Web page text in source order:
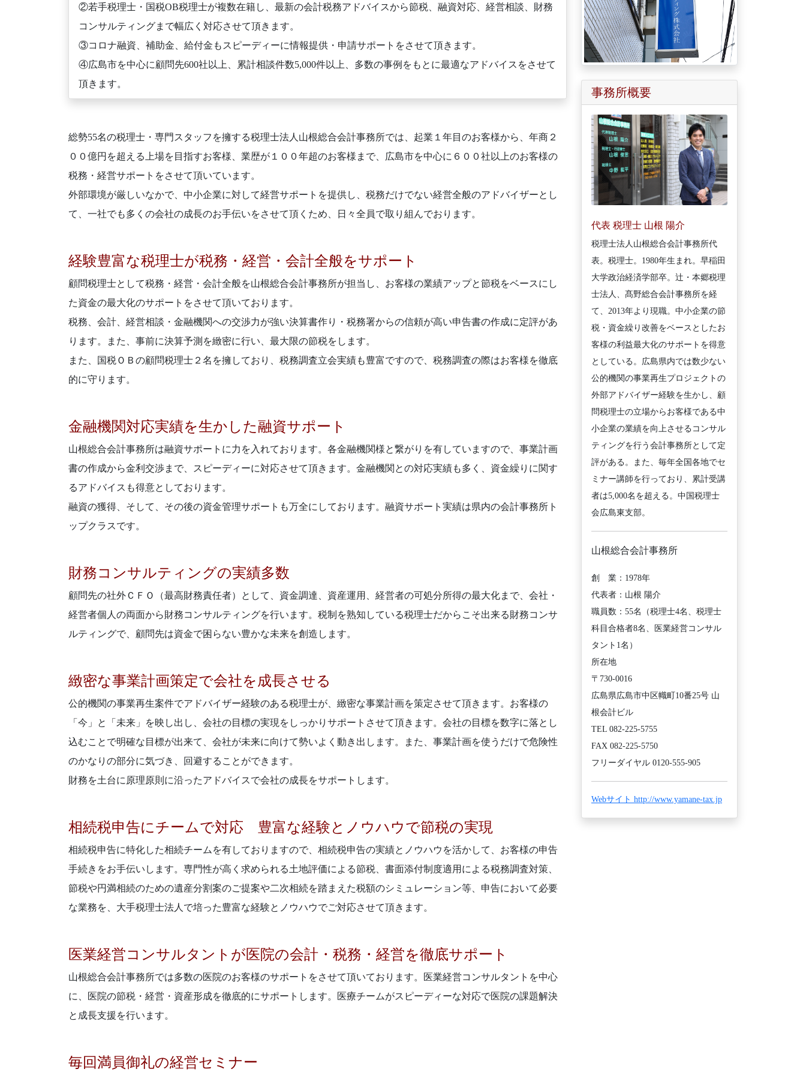
②若手税理士・国税OB税理士が複数在籍し、最新の会計税務アドバイスから節税、融資対応、経営相談、財務
コンサルティングまで幅広く対応させて頂きます。
③コロナ融資、補助金、給付金もスピーディーに情報提供・申請サポートをさせて頂きます。
④広島市を中心に顧問先600社以上、累計相談件数5,000件以上、多数の事例をもとに最適なアドバイスをさせて
頂きます。
総勢55名の税理士・専門スタッフを擁する税理士法人山根総合会計事務所では、起業１年目のお客様から、年商２
００億円を超える上場を目指すお客様、業歴が１００年超のお客様まで、広島市を中心に６００社以上のお客様の
税務・経営サポートをさせて頂いています。
外部環境が厳しいなかで、中小企業に対して経営サポートを提供し、税務だけでない経営全般のアドバイザーとし
て、一社でも多くの会社の成長のお手伝いをさせて頂くため、日々全員で取り組んでおります。
経験豊富な税理士が税務・経営・会計全般をサポート
顧問税理士として税務・経営・会計全般を山根総合会計事務所が担当し、お客様の業績アップと節税をベースにし
た資金の最大化のサポートをさせて頂いております。
税務、会計、経営相談・金融機関への交渉力が強い決算書作り・税務署からの信頼が高い申告書の作成に定評があ
ります。また、事前に決算予測を緻密に行い、最大限の節税をします。
また、国税ＯＢの顧問税理士２名を擁しており、税務調査立会実績も豊富ですので、税務調査の際はお客様を徹底
的に守ります。
金融機関対応実績を生かした融資サポート
山根総合会計事務所は融資サポートに力を入れております。各金融機関様と繋がりを有していますので、事業計画
書の作成から金利交渉まで、スピーディーに対応させて頂きます。金融機関との対応実績も多く、資金繰りに関す
るアドバイスも得意としております。
融資の獲得、そして、その後の資金管理サポートも万全にしております。融資サポート実績は県内の会計事務所ト
ップクラスです。
財務コンサルティングの実績多数
顧問先の社外ＣＦＯ（最高財務責任者）として、資金調達、資産運用、経営者の可処分所得の最大化まで、会社・
経営者個人の両面から財務コンサルティングを行います。税制を熟知している税理士だからこそ出来る財務コンサ
ルティングで、顧問先は資金で困らない豊かな未来を創造します。
緻密な事業計画策定で会社を成長させる
公的機関の事業再生案件でアドバイザー経験のある税理士が、緻密な事業計画を策定させて頂きます。お客様の
「今」と「未来」を映し出し、会社の目標の実現をしっかりサポートさせて頂きます。会社の目標を数字に落とし
込むことで明確な目標が出来て、会社が未来に向けて勢いよく動き出します。また、事業計画を使うだけで危険性
のかなりの部分に気づき、回避することができます。
財務を土台に原理原則に沿ったアドバイスで会社の成長をサポートします。
相続税申告にチームで対応 豊富な経験とノウハウで節税の実現
相続税申告に特化した相続チームを有しておりますので、相続税申告の実績とノウハウを活かして、お客様の申告
手続きをお手伝いします。専門性が高く求められる土地評価による節税、書面添付制度適用による税務調査対策、
節税や円満相続のための遺産分割案のご提案や二次相続を踏まえた税額のシミュレーション等、申告において必要
な業務を、大手税理士法人で培った豊富な経験とノウハウでご対応させて頂きます。
医業経営コンサルタントが医院の会計・税務・経営を徹底サポート
山根総合会計事務所では多数の医院のお客様のサポートをさせて頂いております。医業経営コンサルタントを中心
に、医院の節税・経営・資産形成を徹底的にサポートします。医療チームがスピーディーな対応で医院の課題解決
と成長支援を行います。
毎回満員御礼の経営セミナー
事務所概要
代表 税理士 山根 陽介
税理士法人山根総合会計事務所代
表。税理士。1980年生まれ。早稲田
大学政治経済学部卒。辻・本郷税理
士法人、髙野総合会計事務所を経
て、2013年より現職。中小企業の節
税・資金繰り改善をベースとしたお
客様の利益最大化のサポートを得意
としている。広島県内では数少ない
公的機関の事業再生プロジェクトの
外部アドバイザー経験を生かし、顧
問税理士の立場からお客様である中
小企業の業績を向上させるコンサル
ティングを行う会計事務所として定
評がある。また、毎年全国各地でセ
ミナー講師を行っており、累計受講
者は5,000名を超える。中国税理士
会広島東支部。
山根総合会計事務所
創 業：1978年
代表者：山根 陽介
職員数：55名（税理士4名、税理士
科目合格者8名、医業経営コンサル
タント1名）
所在地
〒730-0016
広島県広島市中区幟町10番25号 山
根会計ビル
TEL 082-225-5755
FAX 082-225-5750
フリーダイヤル 0120-555-905
Webサイト http://www.yamane-tax.jp